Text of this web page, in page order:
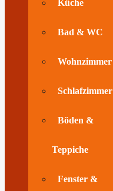
Küche
Bad & WC
Wohnzimmer
Schlafzimmer
Böden &
Teppiche
Fenster &